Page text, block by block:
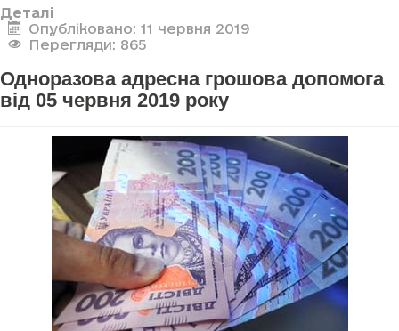
Деталі
Опубліковано: 11 червня 2019
Перегляди: 865
Одноразова адресна грошова допомога
від 05 червня 2019 року